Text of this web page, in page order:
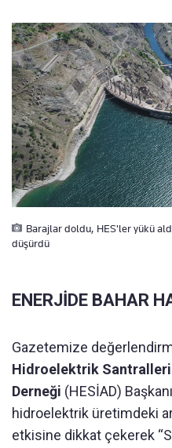
Barajlar doldu, HES'ler yükü
düşürdü
ENERJİDE BAHAR
Gazetemize
Hidroelektrik Santralleri
Derneği (HESİAD)
hidroelektrik üretimdeki
etkisine dikkat çekerek